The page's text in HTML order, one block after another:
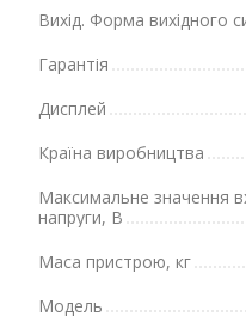
Вихід. Форма вихідного
Гарантія
Дисплей
Країна виробництва
Максимальне значення
напруги, В
Маса пристрою, кг
Модель